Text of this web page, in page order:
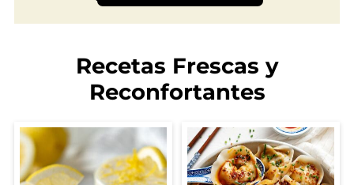
Recetas Frescas y
Reconfortantes